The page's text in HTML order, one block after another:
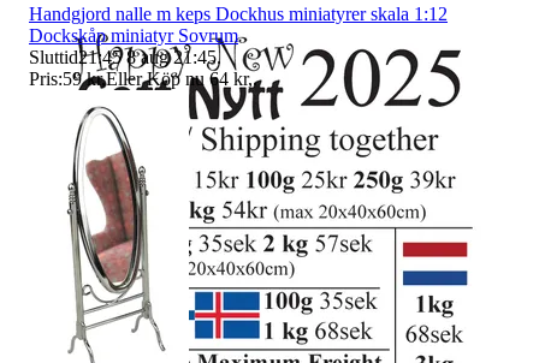
Handgjord nalle m keps Dockhus miniatyrer skala 1:12
Dockskåp miniatyr Sovrum
Sluttid21:45 8 aug 21:45.
Pris:59 kr,Eller Köp nu 64 kr,.